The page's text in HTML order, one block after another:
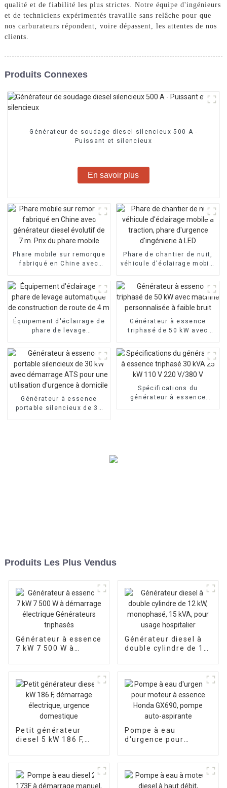
qualité et de fiabilité les plus strictes. Notre équipe d'ingénieurs
et de techniciens expérimentés travaille sans relâche pour que
nos carburateurs répondent, voire dépassent, les attentes de nos
clients.
Produits Connexes
Générateur de soudage diesel silencieux 500 A -
Puissant et silencieux
En savoir plus
Phare mobile sur remorque
fabriqué en Chine avec
de 7 m. Prix du phare
mobile
Phare de chantier de nuit,
véhicule d'éclairage mobile
d'ingénierie à LED
Équipement d'éclairage de
phare de levage
construction de route de 4
m
Générateur à essence
triphasé de 50 kW avec
faible bruit
Générateur à essence
portable silencieux de 30
Spécifications du
générateur à essence
Produits Les Plus Vendus
Générateur à essence
7 kW 7 500 W à
Générateur diesel à
double cylindre de 12
Petit générateur
diesel 5 kW 186 F,
Pompe à eau
d'urgence pour